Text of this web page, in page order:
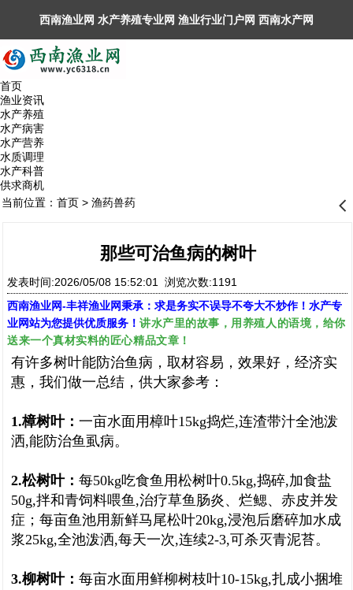
西南渔业网 水产养殖专业网 渔业行业门户网 ​西南水产网
丰祥渔业网 永川水花网，欢迎光临！
首页
渔业资讯
水产养殖
水产病害
水产营养
水质调理
水产科普
供求商机
当前位置： 首页> 渔药兽药 󰊒
那些可治鱼病的树叶
发表时间:2026/05/08 15:52:01 浏览次数:1191
西南渔业网-丰祥渔业网秉承：求是务实不误导不夸大不炒作！水产专
业网站为您提供优质服务！ 讲水产里的故事，用养殖人的语境，给你
送来一个真材实料的匠心精品文章！
有许多树叶能防治鱼病，取材容易，效果好，经济实
惠，我们做一总结，供大家参考：
1.樟树叶： 一亩水面用樟叶15kg捣烂,连渣带汁全池泼
洒,能防治鱼虱病。
2.松树叶： 每50kg吃食鱼用松树叶0.5kg,捣碎,加食盐
50g,拌和青饲料喂鱼,治疗草鱼肠炎、烂鳃、赤皮并发
症；每亩鱼池用新鲜马尾松叶20kg,浸泡后磨碎加水成
浆25kg,全池泼洒,每天一次,连续2-3,可杀灭青泥苔。
3.柳树叶： 每亩水面用鲜柳树枝叶10-15kg,扎成小捆堆